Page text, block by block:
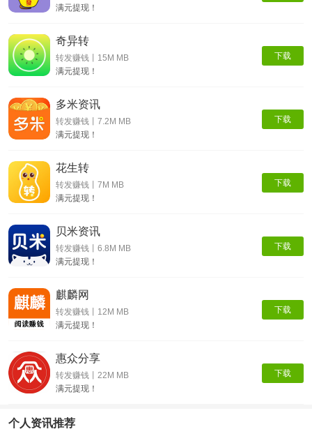
满元提现！
下载
奇异转
转发赚钱丨15M MB
满元提现！
下载
多米资讯
转发赚钱丨7.2M MB
满元提现！
下载
花生转
转发赚钱丨7M MB
满元提现！
下载
贝米资讯
转发赚钱丨6.8M MB
满元提现！
下载
麒麟网
转发赚钱丨12M MB
满元提现！
下载
惠众分享
转发赚钱丨22M MB
满元提现！
个人资讯推荐